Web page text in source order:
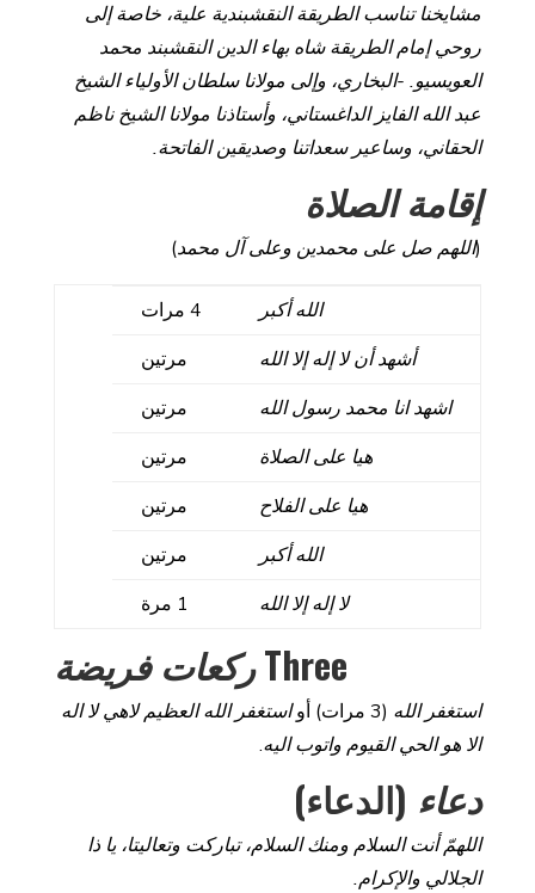
مشايخنا تناسب الطريقة النقشبندية علية، خاصة إلى
روحي إمام الطريقة شاه بهاء الدين النقشبند محمد
العويسيو. -البخاري، وإلى مولانا سلطان الأولياء الشيخ
عبد الله الفايز الداغستاني، وأستاذنا مولانا الشيخ ناظم
الحقاني، وساعير سعداتنا وصديقين الفاتحة.
إقامة الصلاة
(اللهم صل على محمدين وعلى آل محمد)
الله أكبر
4 مرات
أشهد أن لا إله إلا الله
مرتين
اشهد انا محمد رسول الله
مرتين
هيا على الصلاة
مرتين
هيا على الفلاح
مرتين
الله أكبر
مرتين
لا إله إلا الله
1 مرة
Three ركعات فريضة
استغفر الله (3 مرات) أو
استغفر الله العظيم لاهي لا اله
الا هو الحي القيوم واتوب اليه.
دعاء (الدعاء)
اللهمّ أنت السلام ومنك السلام، تباركت وتعاليتا، يا ذا
الجلالي والإكرام.